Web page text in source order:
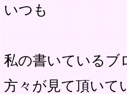
いつも
私の書いているブ
方々が見て頂いて